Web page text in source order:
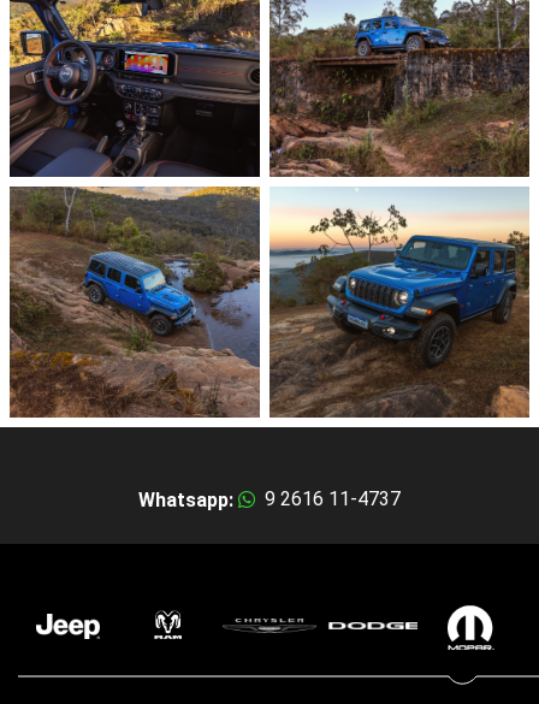
Whatsapp: 9 2616 11-4737